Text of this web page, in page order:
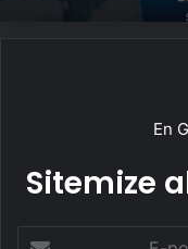
En
Sitemize